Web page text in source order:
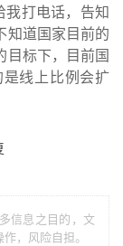
打电话，告知
知道国家目前的
目标下，目前国
线上比例会扩
信息之目的，文
，风险自担。